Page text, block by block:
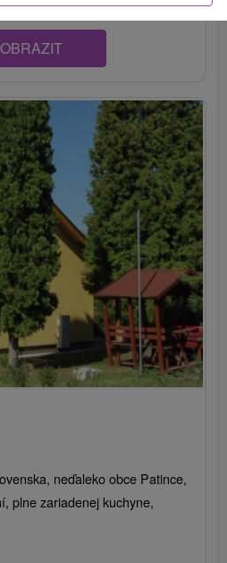
neďaleko obce Patince,
plne zariadenej kuchyne,